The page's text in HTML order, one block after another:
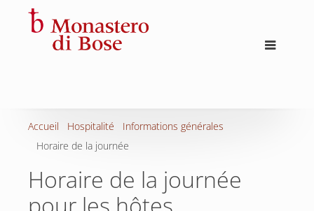
Accueil Hospitalité
Informations générales
Horaire de la journée
Horaire de la journée